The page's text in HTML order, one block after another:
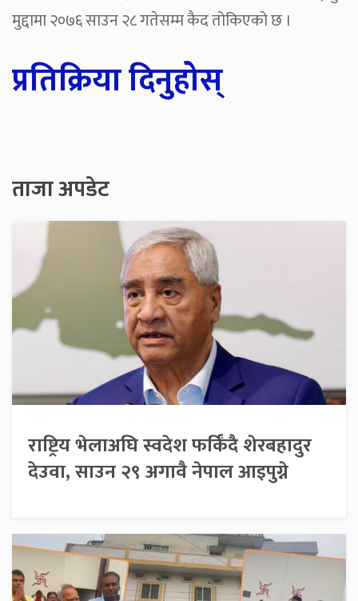
मुद्दामा २०७६ साउन २८ गतेसम्म कैद तोकिएको छ ।
प्रतिक्रिया दिनुहोस्
ताजा अपडेट
राष्ट्रिय भेलाअघि स्वदेश फर्किँदै शेरबहादुर
देउवा, साउन २९ अगावै नेपाल आइपुग्ने